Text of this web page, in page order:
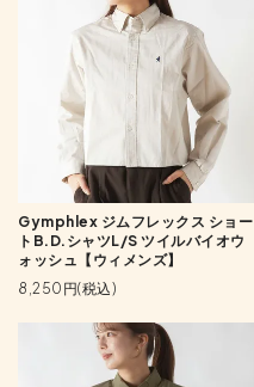
Gymphlex ジムフレックス ショー
トB.D.シャツL/S ツイルバイオウ
ォッシュ【ウィメンズ】
8,250円(税込)